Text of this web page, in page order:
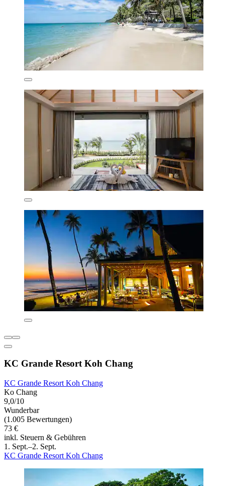
KC Grande Resort Koh Chang
KC Grande Resort Koh Chang
Ko Chang
9,0/10
Wunderbar
(1.005 Bewertungen)
73 €
inkl. Steuern & Gebühren
1. Sept.–2. Sept.
KC Grande Resort Koh Chang